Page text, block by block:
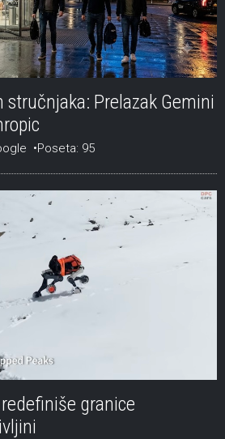
stručnjaka: Prelazak Gemini
Poseta: 95
granice